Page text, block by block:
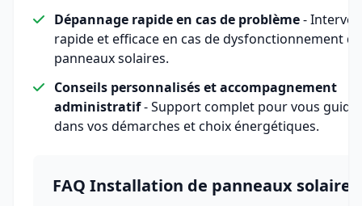
Dépannage rapide en cas de problème-
rapide et efficace en cas de dysfonctionnement
panneaux solaires.
Conseils personnalisés et accompagnement
administratif- Support complet pour vous
dans vos démarches et choix énergétiques.
FAQ Installation de panneaux solaires